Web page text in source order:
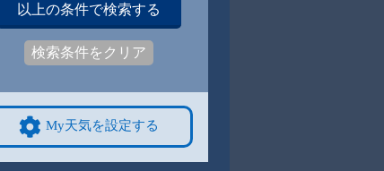
以上の条件で検索する
検索条件をクリア
My天気を設定する